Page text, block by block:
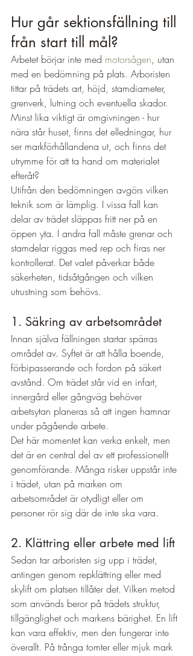
Hur går sektionsfällning till
från start till mål?
Arbetet börjar inte med motorsågen, utan
med en bedömning på plats. Arboristen
tittar på trädets art, höjd, stamdiameter,
grenverk, lutning och eventuella skador.
Minst lika viktigt är omgivningen - hur
nära står huset, finns det elledningar, hur
ser markförhållandena ut, och finns det
utrymme för att ta hand om materialet
efteråt?
Utifrån den bedömningen avgörs vilken
teknik som är lämplig. I vissa fall kan
delar av trädet släppas fritt ner på en
öppen yta. I andra fall måste grenar och
stamdelar riggas med rep och firas ner
kontrollerat. Det valet påverkar både
säkerheten, tidsåtgången och vilken
utrustning som behövs.
1. Säkring av arbetsområdet
Innan själva fällningen startar spärras
området av. Syftet är att hålla boende,
förbipasserande och fordon på säkert
avstånd. Om trädet står vid en infart,
innergård eller gångväg behöver
arbetsytan planeras så att ingen hamnar
under pågående arbete.
Det här momentet kan verka enkelt, men
det är en central del av ett professionellt
genomförande. Många risker uppstår inte
i trädet, utan på marken om
arbetsområdet är otydligt eller om
personer rör sig där de inte ska vara.
2. Klättring eller arbete med lift
Sedan tar arboristen sig upp i trädet,
antingen genom repklättring eller med
skylift om platsen tillåter det. Vilken metod
som används beror på trädets struktur,
tillgänglighet och markens bärighet. En lift
kan vara effektiv, men den fungerar inte
överallt. På trånga tomter eller mjuk mark